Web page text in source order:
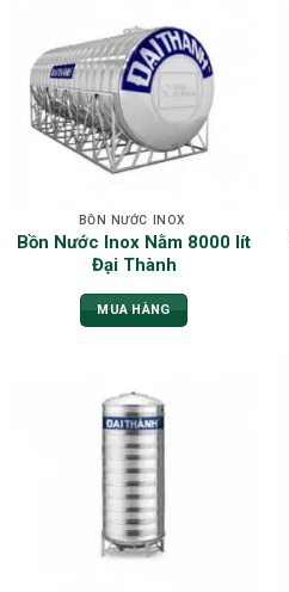
BỒN NƯỚC INOX
Bồn Nước Inox Nằm 8000 lít
Đại Thành
MUA HÀNG